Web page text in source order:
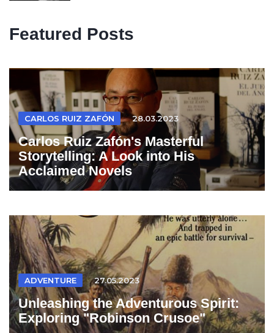
Featured Posts
CARLOS RUIZ ZAFÓN 28.03.2023
Carlos Ruiz Zafón's Masterful
Storytelling: A Look into His
Acclaimed Novels
ADVENTURE 27.05.2023
Unleashing the Adventurous Spirit:
Exploring "Robinson Crusoe"